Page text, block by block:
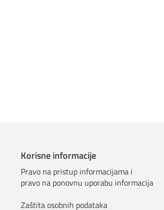
Korisne informacije
Pravo na pristup informacijama i
pravo na ponovnu uporabu informacija
Zaštita osobnih podataka